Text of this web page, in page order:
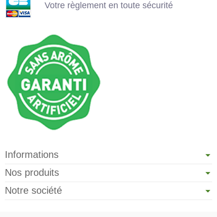
Votre règlement en toute sécurité
Informations
Nos produits
Notre société